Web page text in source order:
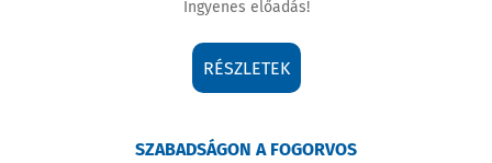
Ingyenes előadás!
RÉSZLETEK
SZABADSÁGON A FOGORVOS